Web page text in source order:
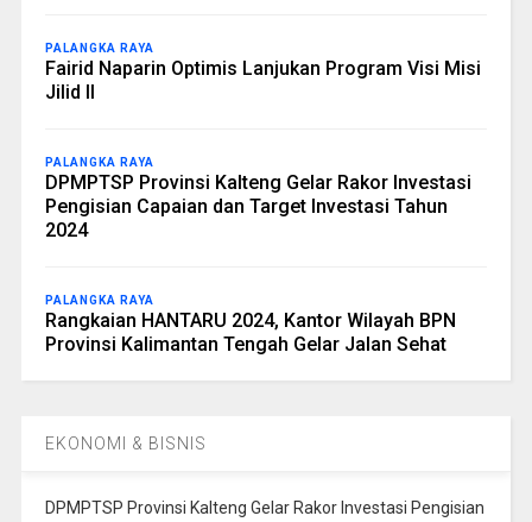
PALANGKA RAYA
Fairid Naparin Optimis Lanjukan Program Visi Misi
Jilid II
PALANGKA RAYA
DPMPTSP Provinsi Kalteng Gelar Rakor Investasi
Pengisian Capaian dan Target Investasi Tahun
2024
PALANGKA RAYA
Rangkaian HANTARU 2024, Kantor Wilayah BPN
Provinsi Kalimantan Tengah Gelar Jalan Sehat
EKONOMI & BISNIS
DPMPTSP Provinsi Kalteng Gelar Rakor Investasi Pengisian